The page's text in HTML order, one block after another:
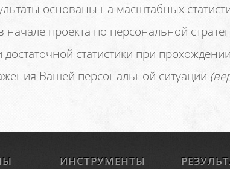
основаны на масштабных
проекта по персональной
статистики при
Вашей персональной ситуации
ИНСТРУМЕНТЫ